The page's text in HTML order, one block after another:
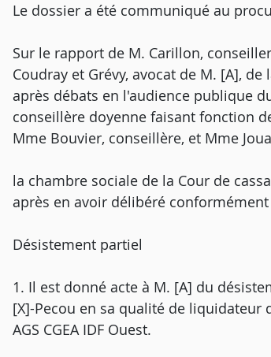
Le dossier a été communiqué au
Sur le rapport de M. Carillon,
Coudray et Grévy, avocat de M. [A], de
après débats en l'audience publique
conseillère doyenne faisant fonction
Mme Bouvier, conseillère, et Mme
la chambre sociale de la Cour de
après en avoir délibéré
Désistement partiel
1. Il est donné acte à M. [A] du
[X]-Pecou en sa qualité de
AGS CGEA IDF Ouest.